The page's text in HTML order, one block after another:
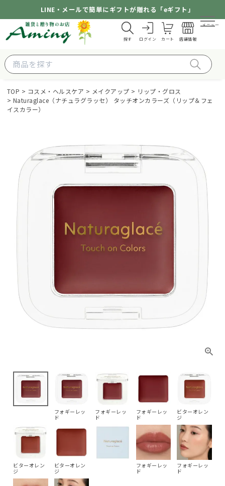
LINE・メールで簡単にギフトが贈れる「eギフト」
探す ログイン カート 店舗情報
メニュー
TOP コスメ・ヘルスケア メイクアップ
リップ・グロス
Naturaglace（ナチュラグラッセ） タッチオンカラーズ（リップ＆フェ
イスカラー）
フォギーレッ
ド
フォギーレッ
ド
フォギーレッ
ド
ビターオレン
ジ
ビターオレン
ジ
ビターオレン
ジ
フォギーレッ
ド
フォギーレッ
ド